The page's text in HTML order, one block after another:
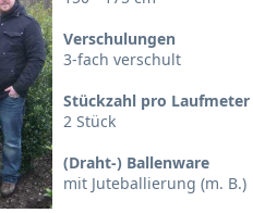
Verschulungen
3-fach verschult
Stückzahl pro Laufmeter
2 Stück
(Draht-) Ballenware
mit Juteballierung (m. B.)